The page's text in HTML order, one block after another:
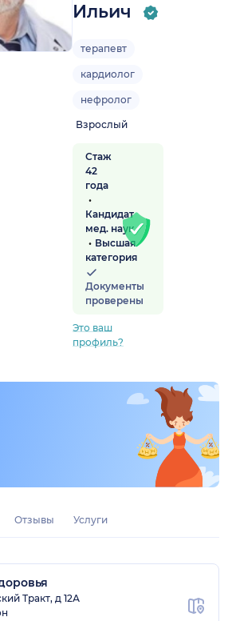
Ильич
терапевт
кардиолог
нефролог
Взрослый
Стаж
42
года
Кандидат
мед. наук
Высшая
категория
Документы
проверены
Это ваш
профиль?
Отзывы Услуги
Тракт, д 12А